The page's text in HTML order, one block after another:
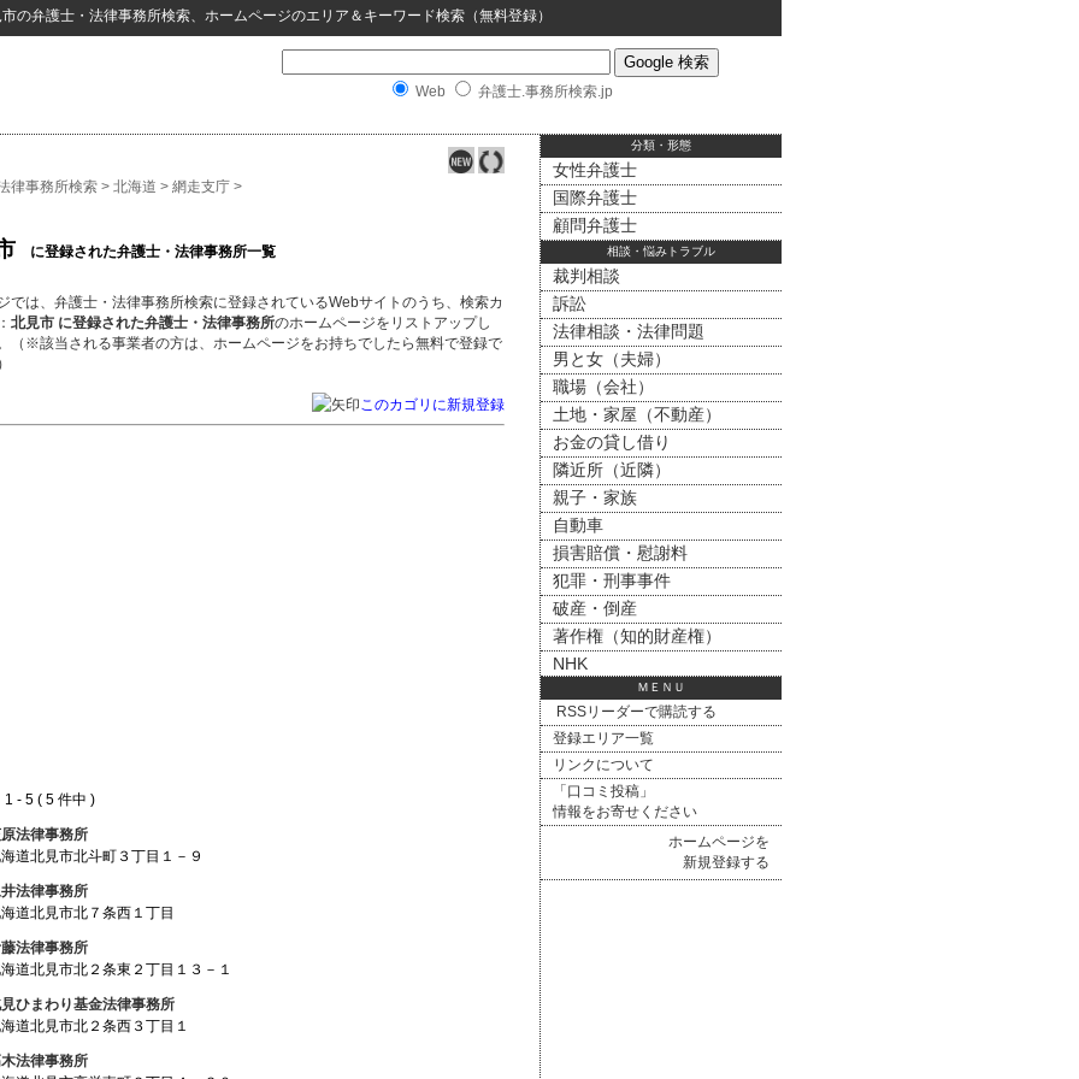
の弁護士・法律事務所検索、ホームページのエリア＆キーワード検索（無料登録）
Web 弁護士.事務所検索.jp
律事務所検索 > 北海道 > 網走支庁 >
に登録された弁護士・法律事務所一覧
では、弁護士・法律事務所検索に登録されているWebサイトのうち、検索カ
北見市 に登録された弁護士・法律事務所のホームページをリストアップし
（※該当される事業者の方は、ホームページをお持ちでしたら無料で登録で
このカゴリに新規登録
5 ( 5 件中 )
法律事務所
道北見市北斗町３丁目１－９
法律事務所
道北見市北７条西１丁目
法律事務所
道北見市北２条東２丁目１３－１
ひまわり基金法律事務所
道北見市北２条西３丁目１
法律事務所
分類・形態
女性弁護士
国際弁護士
顧問弁護士
相談・悩みトラブル
裁判相談
訴訟
法律相談・法律問題
男と女（夫婦）
職場（会社）
土地・家屋（不動産）
お金の貸し借り
隣近所（近隣）
親子・家族
自動車
損害賠償・慰謝料
犯罪・刑事事件
破産・倒産
著作権（知的財産権）
NHK
ＭＥＮＵ
RSSリーダーで購読する
登録エリア一覧
リンクについて
「口コミ投稿」
情報をお寄せください
ホームページを
新規登録する